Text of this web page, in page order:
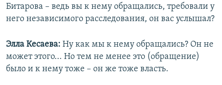
Битарова – ведь вы к нему обращались, требовали у
него независимого расследования, он вас услышал?
Элла Кесаева: Ну как мы к нему обращались? Он не
может этого... Но тем не менее это (обращение)
было и к нему тоже – он же тоже власть.